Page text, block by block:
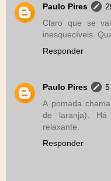
Paulo Pires
Claro que se
inesquecíveis.
Responder
Paulo Pires
A pomada
de laranja).
relaxante.
Responder